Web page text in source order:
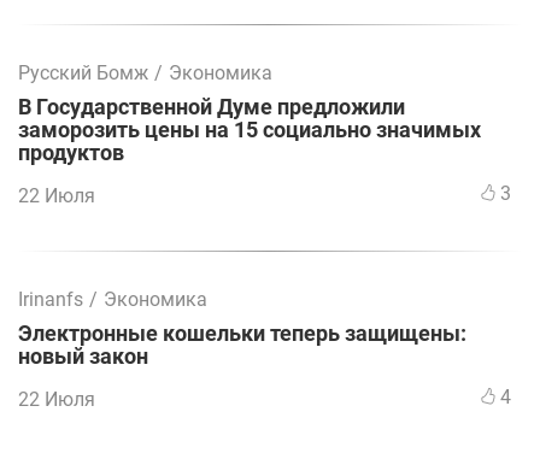
Русский Бомж / Экономика
В Государственной Думе предложили
заморозить цены на 15 социально значимых
продуктов
22 Июля 3
Irinanfs / Экономика
Электронные кошельки теперь защищены:
новый закон
22 Июля 4